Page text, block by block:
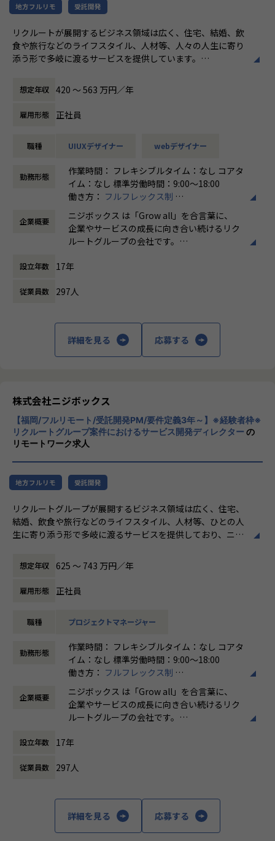
さらに、業界の牽引者をメンターとして招いた講習など、ト
ます。
★ニジボックスでのワークスタイルが分かる、ブログ記事も
メンバーや社内の雰囲気、自由に学べてスキルアップできる
環境を感じていただけたら 嬉しいです！
・【社員インタビュー】Wantedly...https://www.wantedly.c
om/companies/nijibox/feed
s/nijibox
・【運営メディア】POSTD…https://postd.cc/
・【運営イベント】…https://nijibox.connpass.com/
【業務の変更の範囲】
無
地方フルリモ 受託開発
リクルートが展開するビジネス領域は広く、住宅、結婚、飲
食や旅行などのライフスタイル、人材等、人々の人生に寄り
添う形で多岐に渡るサービスを提供しています。
やゼクシィ、ホットペッパー、 じゃらん、リクナビな
どの国内最大級のメディアに携わるデザイナーを募集してい
ます。
企画責任者やディレクター、UXデザイナー、フロントエンジ
めABテストなどの施策結果も踏まえ、デザイン面からサービ
スの改善を提案、実施
-デザイン制作(使用ツール例：figma、Sketch、Adobe X
D、Photoshopなど)
品質チェック
施策のリリース後は、企画責任者と共に効果測定を実施
現場ではただ指示された業務を行うのではなく、プロジェク
うべきか？施策を実施することで本当にKPIが達成できるの
約4,500万人規模のユーザを抱える大規模なメディアを通し
て業務を経験することは、個人として今後のキャリアアップ
にも繋げていただける大きな成長機会です。
入社後はグループ内でのサポートに加え、共有会や勉強会を
通じてさらにスキルアップをしていくことができる体制が整
っています。
さらに、業界の牽引者をメンターとして招いた講習など、ト
ます。
★ニジボックスでのワークスタイルが分かる、ブログ記事も
メンバーや社内の雰囲気、自由に学べてスキルアップできる
環境を感じていただけたら 嬉しいです！
・【社員インタビュー】Wantedly...https://www.wantedly.c
om/companies/nijibox/feed
s/nijibox
・【運営メディア】POSTD…https://postd.cc/
・【運営イベント】…https://nijibox.connpass.com/
【業務の変更の範囲】
無
想定年収 420 〜 563 万円／年
雇用形態 正社員
職種 UIUXデザイナー webデザイナー
勤務形態
作業時間： フレキシブルタイム：なし コアタ
イム：なし 標準労働時間：9:00〜18:00
働き方： フルフレックス制
時間外労働の有無： 有（月平均5時間～10時
間）
休憩時間： 60分
企業概要
ニジボックス は「Grow all」を合言葉に、
企業やサービスの成長に向き合い続けるリク
ルートグループの会社です。
ングなどを通じて、お客様のビジネスに伴走
私たちはこの言葉を企業のVisionとしていま
す。
とらえること。
期待を大きく超える新たな価値を共に創り出
すこと。皆さまがサービスの成長を志したと
きに、
真っ先にニジボックスを思い浮かべていただ
けることを目指しています。
設立年数 17年
従業員数 297人
詳細を見る 応募する
株式会社ニジボックス
【福岡/フルリモート/受託開発PM/要件定義3年～】※経験者枠※
リクルートグループ案件におけるサービス開発ディレクターの
リモートワーク求人
地方フルリモ 受託開発
リクルートグループが展開するビジネス領域は広く、住宅、
結婚、飲食や旅行などのライフスタイル、人材等、ひとの人
生に寄り添う形で多岐に渡るサービスを提供しており、ニジ
ットペッパー、じゃらん、リクナビなどの国内最大級のメデ
ィアの開発ディレクションに従事する、開発ディレクターを
募集しています。
リクルートグループのプロダクト開発ディレクションをお任
事業、ユーザー部門の担当者、プランナーと協業し、以下の
業務を担当いただきます。
＜企画・要件定義フェーズ＞
プロジェクトのQCDに責任を持ち、開発プロジェクトを推進
いただきます。
の整理
- エンジニアへの仕様説明
- ユーザーに向けてのコミュニケーション設計
- リリース後の様々なリスクへの対応計画
想定年収 625 〜 743 万円／年
雇用形態 正社員
職種 プロジェクトマネージャー
勤務形態
作業時間： フレキシブルタイム：なし コアタ
イム：なし 標準労働時間：9:00〜18:00
働き方： フルフレックス制
時間外労働の有無： 有（月平均5時間～10時
間）
休憩時間： 60分
企業概要
ニジボックス は「Grow all」を合言葉に、
企業やサービスの成長に向き合い続けるリク
ルートグループの会社です。
ングなどを通じて、お客様のビジネスに伴走
私たちはこの言葉を企業のVisionとしていま
す。
設立年数 17年
従業員数 297人
詳細を見る 応募する